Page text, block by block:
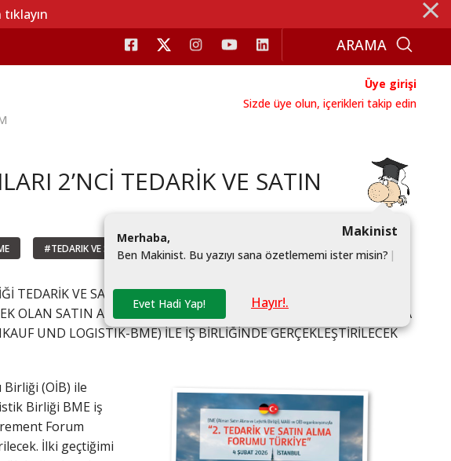
⨯
Üye girişi
Sizde üye olun, içerikleri takip edin
2’NCİ TEDARİK VE SATIN
#TEDARIK VE SATIN ALMA FORUMU
Makinist
Merhaba,
Ben Makinist. Bu yazıyı sana özetlememi ister misin? |
Evet Hadi Yap! Hayır!.
TEDARİK VE SATIN ALMA FORUMU’NUN İKİNCİSİNİ 4 ŞUBAT
OLAN SATIN ALMA VE LOJİSTİK BİRLİĞİ OLAN ALMAN SATIN ALMA
UND LOGISTIK-BME) İLE İŞ BİRLİĞİNDE GERÇEKLEŞTİRİLECEK
Birliği (OİB) ile
Birliği BME iş
Forum
İlki geçtiğimi